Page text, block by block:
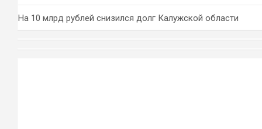
На 10 млрд рублей снизился долг Калужской области